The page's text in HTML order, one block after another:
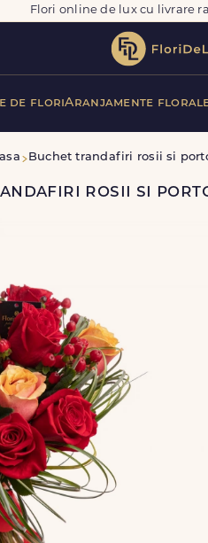
Flori online de lux cu livrare
de floriAranjamente
Buchet trandafiri rosii si
rosii si